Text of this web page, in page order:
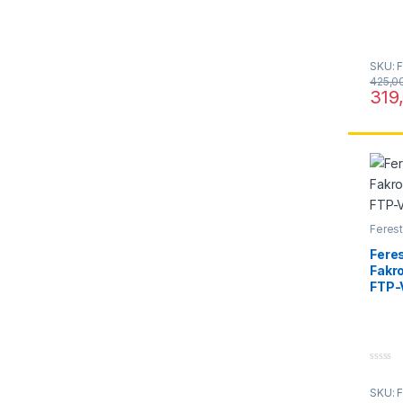
SKU:
FTP-
u
SKU: